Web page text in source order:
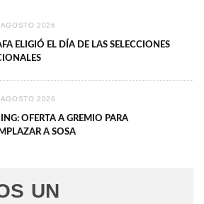
2026
ELIGIÓ EL DÍA DE LAS SELECCIONES
2026
OFERTA A GREMIO PARA
A SOSA
UN